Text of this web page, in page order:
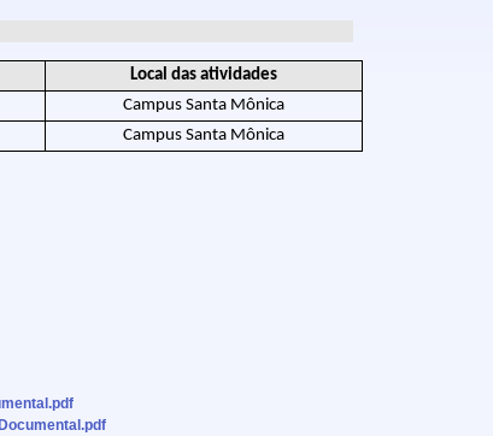
Local das atividades
Campus Santa Mônica
Campus Santa Mônica